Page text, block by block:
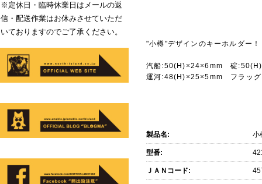
"小樽"デザインのキーホルダー！
汽船:50(H)×24×6mm 碇
運河:48(H)×25×5mm フラッ
製品名: 小
型番:
ＪＡＮコード:
※定休日・臨時休業日はメールの返
信・配送作業はお休みさせていただ
いておりますのでご了承ください。